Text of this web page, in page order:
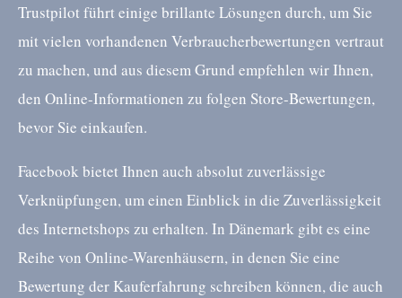
Trustpilot führt einige brillante Lösungen durch, um Sie
mit vielen vorhandenen Verbraucherbewertungen vertraut
zu machen, und aus diesem Grund empfehlen wir Ihnen,
den Online-Informationen zu folgen Store-Bewertungen,
bevor Sie einkaufen.
Facebook bietet Ihnen auch absolut zuverlässige
Verknüpfungen, um einen Einblick in die Zuverlässigkeit
des Internetshops zu erhalten. In Dänemark gibt es eine
Reihe von Online-Warenhäusern, in denen Sie eine
Bewertung der Kauferfahrung schreiben können, die auch